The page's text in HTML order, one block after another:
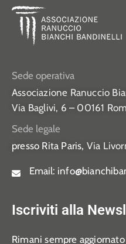
Sede operativa
Associazione Ranuccio
Via Baglivi, 6 – 00161
Sede legale
presso Rita Paris, Via
Email:
Iscriviti alla
Rimani sempre